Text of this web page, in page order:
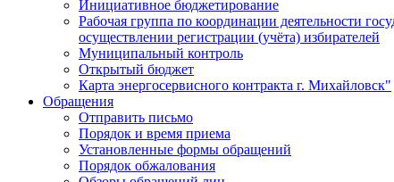
Инициативное бюджетирование
Рабочая группа по координации деятельности
осуществлении регистрации (учёта) избирателей
Муниципальный контроль
Открытый бюджет
Карта энергосервисного контракта г. Михайловск"
Обращения
Отправить письмо
Порядок и время приема
Установленные формы обращений
Порядок обжалования